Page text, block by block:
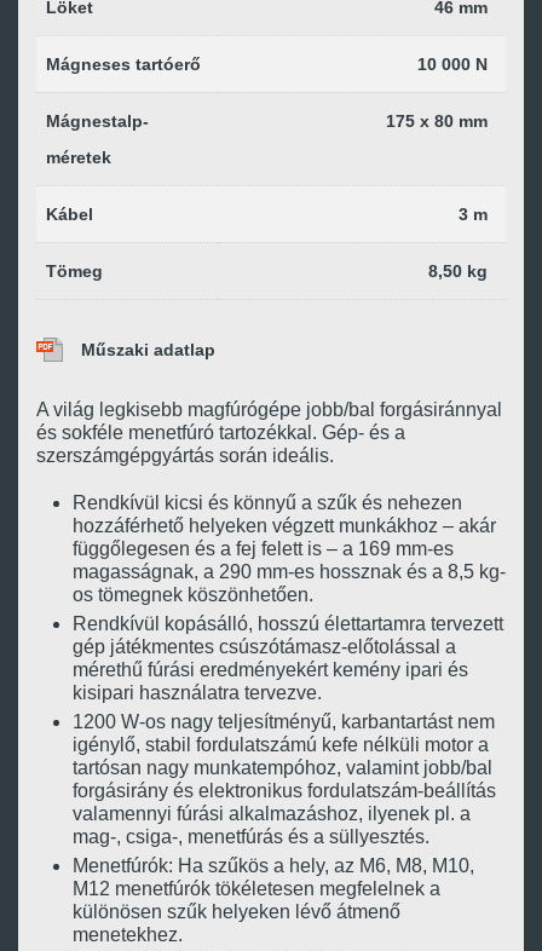
Löket 46 mm
Mágneses tartóerő 10 000 N
Mágnestalp-
méretek
175 x 80 mm
Kábel 3 m
Tömeg 8,50 kg
Műszaki adatlap
A világ legkisebb magfúrógépe jobb/bal forgásiránnyal
és sokféle menetfúró tartozékkal. Gép- és a
szerszámgépgyártás során ideális.
Rendkívül kicsi és könnyű a szűk és nehezen
hozzáférhető helyeken végzett munkákhoz – akár
függőlegesen és a fej felett is – a 169 mm-es
magasságnak, a 290 mm-es hossznak és a 8,5 kg-
os tömegnek köszönhetően.
Rendkívül kopásálló, hosszú élettartamra tervezett
gép játékmentes csúszótámasz-előtolással a
mérethű fúrási eredményekért kemény ipari és
kisipari használatra tervezve.
1200 W-os nagy teljesítményű, karbantartást nem
igénylő, stabil fordulatszámú kefe nélküli motor a
tartósan nagy munkatempóhoz, valamint jobb/bal
forgásirány és elektronikus fordulatszám-beállítás
valamennyi fúrási alkalmazáshoz, ilyenek pl. a
mag-, csiga-, menetfúrás és a süllyesztés.
Menetfúrók: Ha szűkös a hely, az M6, M8, M10,
M12 menetfúrók tökéletesen megfelelnek a
különösen szűk helyeken lévő átmenő
menetekhez.